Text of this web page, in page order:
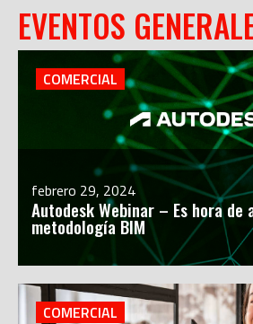
EVENTOS
COMERCIAL
febrero 29, 2024
Autodesk Webinar – Es hora de
metodología BIM
COMERCIAL